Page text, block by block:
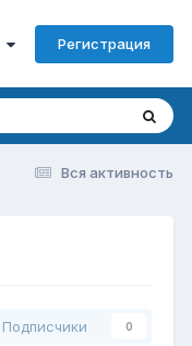
Регистрация
Вся активность
Подписчики 0